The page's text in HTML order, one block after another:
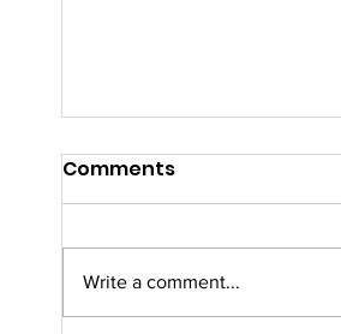
Comments
Write a comment...